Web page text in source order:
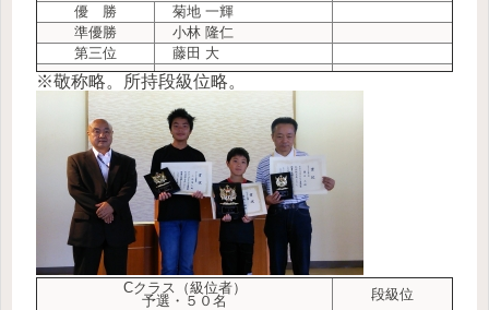
優 勝
菊地 一輝
準優勝
小林 隆仁
第三位
藤田 大
※敬称略。所持段級位略。
Cクラス（級位者）
予選・５０名
段級位